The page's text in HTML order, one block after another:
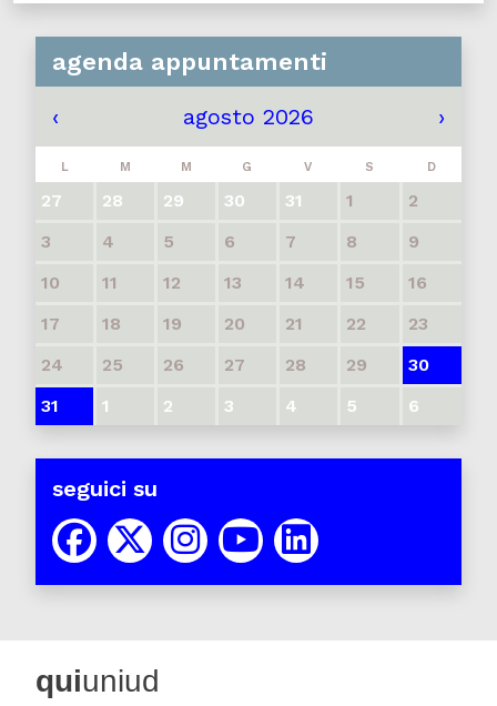
agenda appuntamenti
‹ agosto 2026 ›
L M M G V S D
27 28 29 30 31 1
2
3
4 5 6 7 8
9
10
11 12 13 14 15
16
17
18 19 20 21 22
23
24
25 26 27 28 29
30
31
1 2 3 4 5 6
seguici su
quiuniud